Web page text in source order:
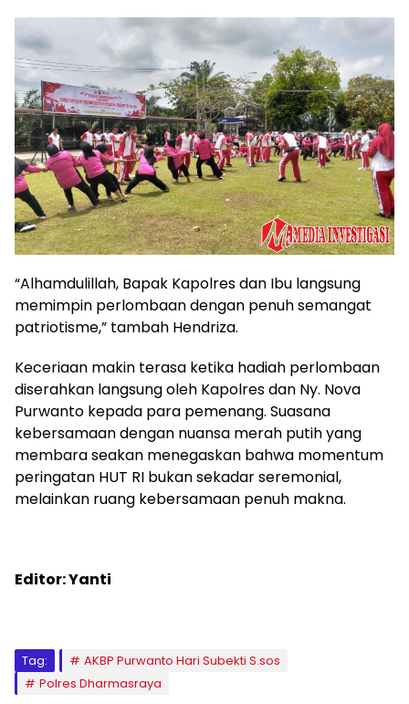
“Alhamdulillah, Bapak Kapolres dan Ibu langsung
memimpin perlombaan dengan penuh semangat
patriotisme,” tambah Hendriza.
Keceriaan makin terasa ketika hadiah perlombaan
diserahkan langsung oleh Kapolres dan Ny. Nova
Purwanto kepada para pemenang. Suasana
kebersamaan dengan nuansa merah putih yang
membara seakan menegaskan bahwa momentum
peringatan HUT RI bukan sekadar seremonial,
melainkan ruang kebersamaan penuh makna.
Editor: Yanti
Tag:
AKBP Purwanto Hari Subekti S.sos
Polres Dharmasraya